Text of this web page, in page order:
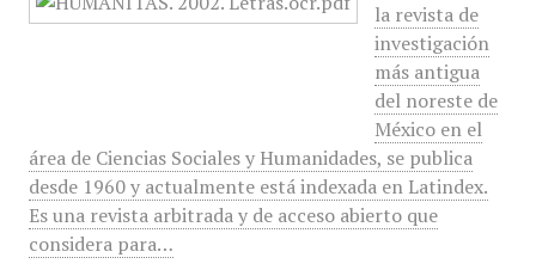
la revista de
investigación
más antigua
del noreste de
México en el
área de Ciencias Sociales y Humanidades, se publica
desde 1960 y actualmente está indexada en Latindex.
Es una revista arbitrada y de acceso abierto que
considera para…